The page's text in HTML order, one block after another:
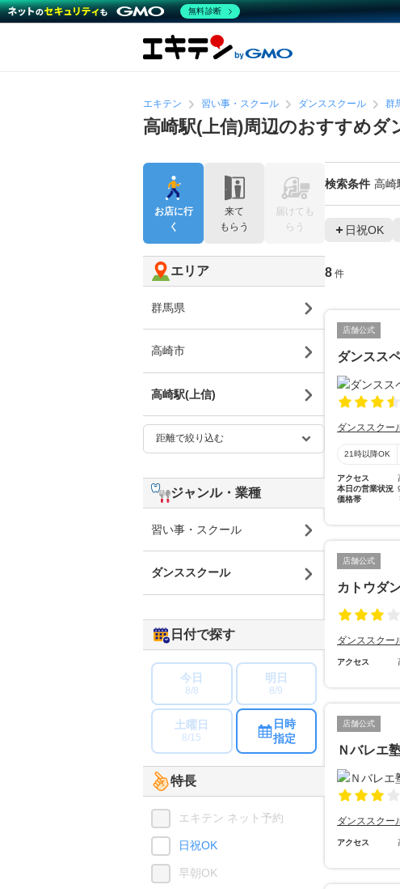
エキテン 習い事・スクール ダンススクール 群
高崎駅(上信)周辺のおすすめダ
検索条件 高崎
日祝OK
8 件
店舗公式
ダンスス
ダンススクー
21時以降OK
アクセス
本日の営業状況
価格帯
店舗公式
カトウダ
ダンススクー
アクセス
店舗公式
Ｎバレエ
ダンススクー
アクセス
お店に行
く
来て
もらう
届けても
らう
エリア
群馬県
高崎市
高崎駅(上信)
ジャンル・業種
習い事・スクール
ダンススクール
日付で探す
今日
8/8
明日
8/9
土曜日
8/15
日時
指定
特長
エキテン ネット予約
日祝OK
早朝OK
無料診断